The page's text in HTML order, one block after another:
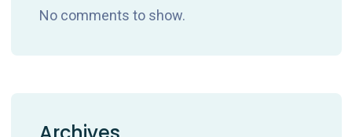
No comments to show.